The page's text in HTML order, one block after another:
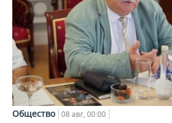
Общество 08 авг, 00:00